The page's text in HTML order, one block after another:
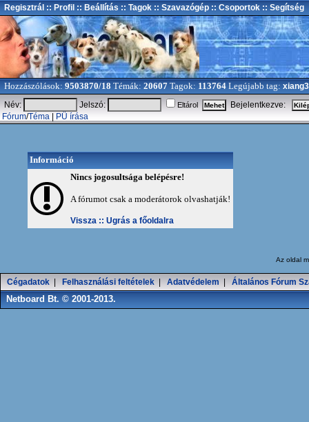
Regisztrál :: Profil :: Beállítás :: Tagok :: Szavazógép :: Csoportok :: Segítség
Hozzászólások: 9503870/18 Témák: 20607 Tagok: 113764 Legújabb tag:
Név:
Jelszó: Eltárol
Bejelentkezve:
Fórum/Téma PÜ írása
Információ
Nincs jogosultsága belépésre!
A fórumot csak a moderátorok olvashatják!
Vissza :: Ugrás a főoldalra
Az oldal
Cégadatok Felhasználási feltételek Adatvédelem Általános Fórum
Netboard Bt. © 2001-2013.